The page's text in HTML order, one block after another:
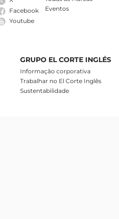
Facebook
Youtube
Eventos
GRUPO EL CORTE INGLÉS
Informação corporativa
Trabalhar no El Corte Inglês
Sustentabilidade